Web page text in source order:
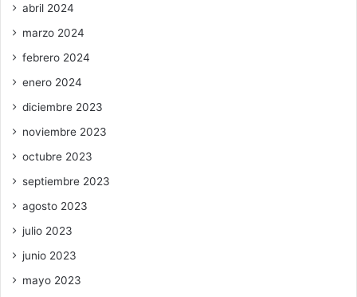
abril 2024
marzo 2024
febrero 2024
enero 2024
diciembre 2023
noviembre 2023
octubre 2023
septiembre 2023
agosto 2023
julio 2023
junio 2023
mayo 2023